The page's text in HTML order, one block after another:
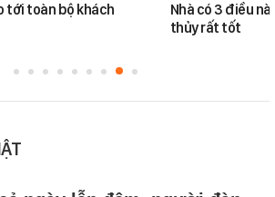
tới toàn bộ khách
Nhà có 3 điều
thủy rất tốt